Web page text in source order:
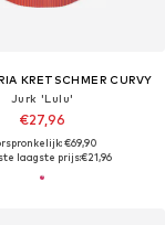
KRETSCHMER CURVY
Jurk 'Lulu'
€27,96
€69,90
laagste prijs:€21,96